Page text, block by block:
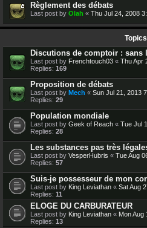
Règlement des débats
Last post by Olah « Thu Jul 24, 2008
Topics
Discutions de comptoir : sans
Last post by Frenchtouch03 « Thu Apr
Replies: 169
Proposition de débats
Last post by Mech « Sun Jul 21, 2013
Replies: 29
Population mondiale
Last post by Geek of Reach « Tue Jul
Replies: 28
Les substances pas très
Last post by VesperHubris « Tue Aug
Replies: 57
Suis-je possesseur de mon
Last post by King Leviathan « Sat Aug
Replies: 11
ELOGE DU CARBURATEUR
Last post by King Leviathan « Mon Aug
Replies: 13